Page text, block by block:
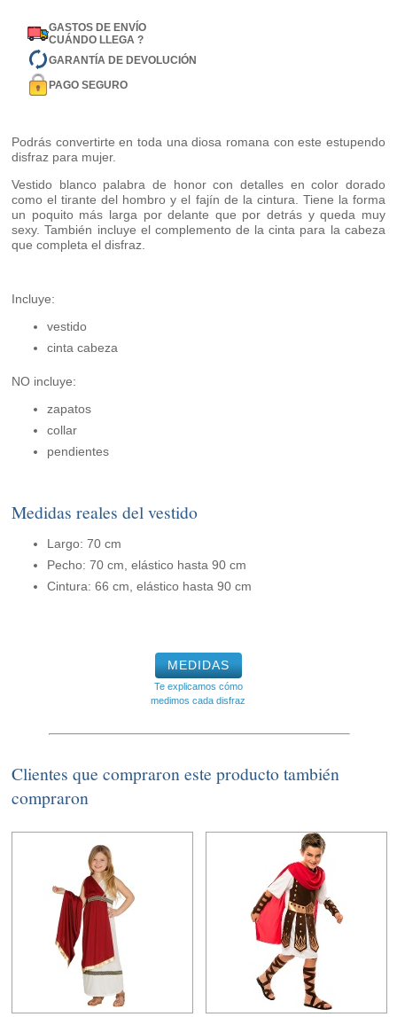
GASTOS DE ENVÍO
CUÁNDO LLEGA ?
GARANTÍA DE DEVOLUCIÓN
PAGO SEGURO
Podrás convertirte en toda una diosa romana con este estupendo
disfraz para mujer.
Vestido blanco palabra de honor con detalles en color dorado
como el tirante del hombro y el fajín de la cintura. Tiene la forma
un poquito más larga por delante que por detrás y queda muy
sexy. También incluye el complemento de la cinta para la cabeza
que completa el disfraz.
Incluye:
vestido
cinta cabeza
NO incluye:
zapatos
collar
pendientes
Medidas reales del vestido
Largo: 70 cm
Pecho: 70 cm, elástico hasta 90 cm
Cintura: 66 cm, elástico hasta 90 cm
MEDIDAS
Te explicamos cómo
medimos cada disfraz
Clientes que compraron este producto también
compraron